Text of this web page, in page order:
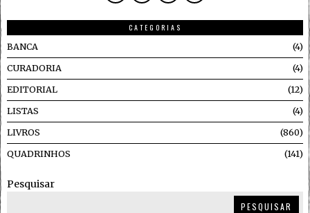
CATEGORIAS
BANCA
4
CURADORIA 4
EDITORIAL 12
LISTAS 4
LIVROS 860
QUADRINHOS 141
Pesquisar
PESQUISAR